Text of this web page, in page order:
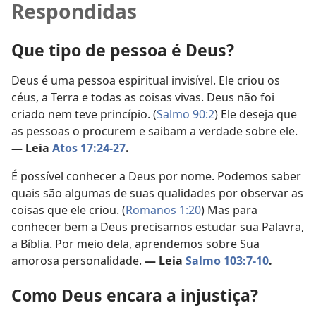
Respondidas
Que tipo de pessoa é Deus?
Deus é uma pessoa espiritual invisível. Ele criou os
céus, a Terra e todas as coisas vivas. Deus não foi
criado nem teve princípio. (Salmo 90:2) Ele deseja que
as pessoas o procurem e saibam a verdade sobre ele.
— Leia Atos 17:24-27.
É possível conhecer a Deus por nome. Podemos saber
quais são algumas de suas qualidades por observar as
coisas que ele criou. (Romanos 1:20) Mas para
conhecer bem a Deus precisamos estudar sua Palavra,
a Bíblia. Por meio dela, aprendemos sobre Sua
amorosa personalidade. — Leia Salmo 103:7-10.
Como Deus encara a injustiça?